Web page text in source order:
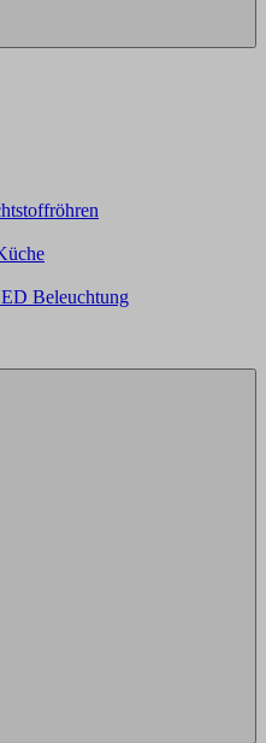
Beleuchtung